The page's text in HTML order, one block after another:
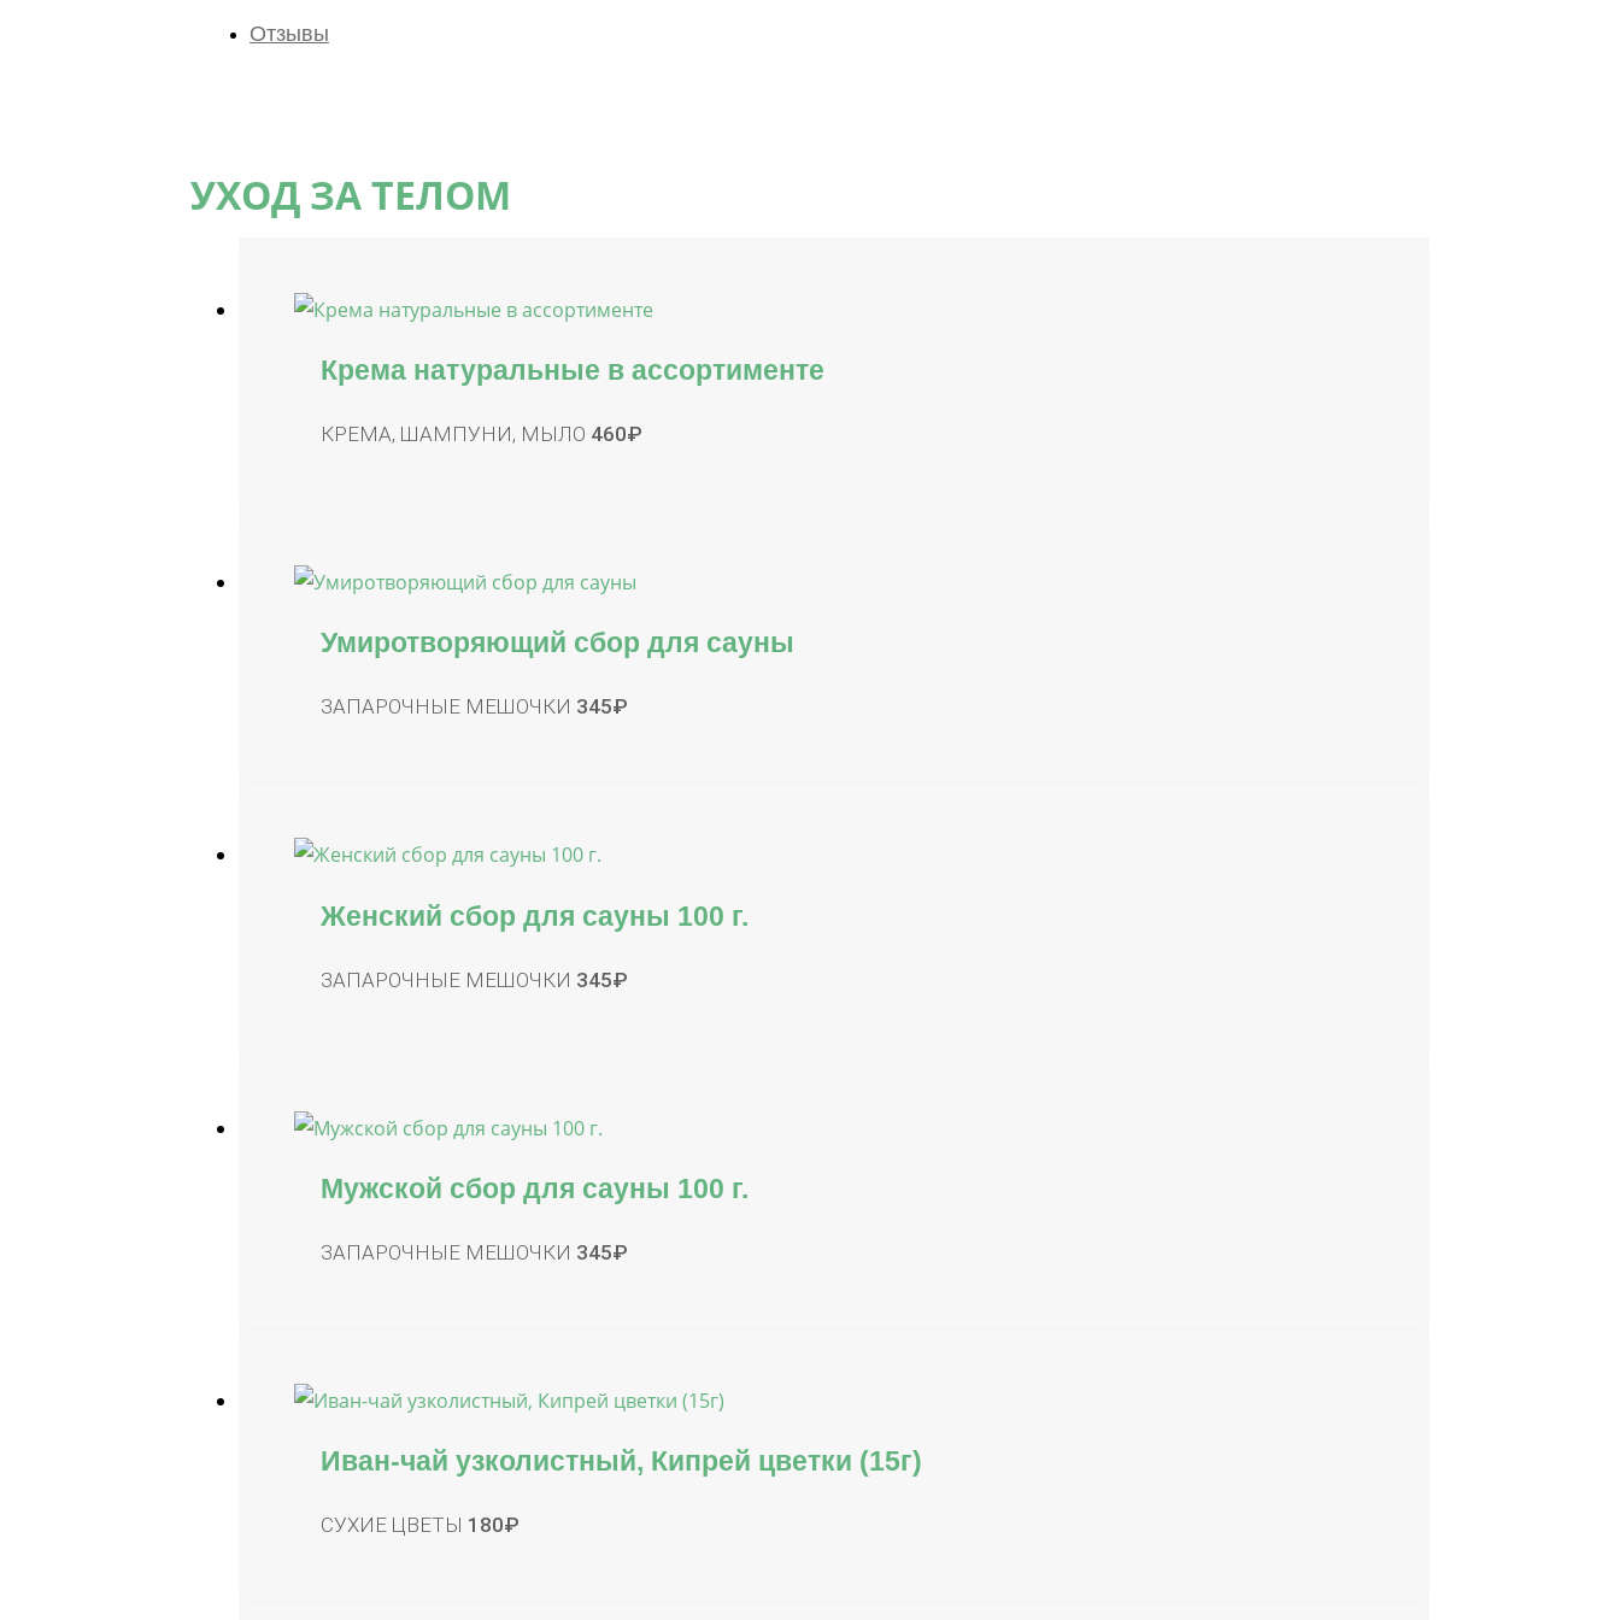
Отзывы
УХОД ЗА ТЕЛОМ
Крема натуральные в ассортименте
КРЕМА, ШАМПУНИ, МЫЛО 460₽
Умиротворяющий сбор для сауны
ЗАПАРОЧНЫЕ МЕШОЧКИ 345₽
Женский сбор для сауны 100 г.
ЗАПАРОЧНЫЕ МЕШОЧКИ 345₽
Мужской сбор для сауны 100 г.
ЗАПАРОЧНЫЕ МЕШОЧКИ 345₽
Иван-чай узколистный, Кипрей цветки (15г)
СУХИЕ ЦВЕТЫ 180₽